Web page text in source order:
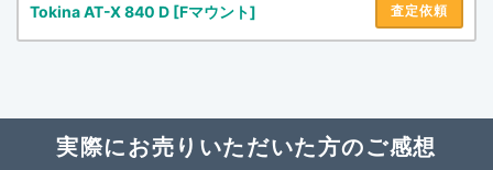
Tokina AT-X 840 D [Fマウント] 査定依頼
実際にお売りいただいた方のご感想